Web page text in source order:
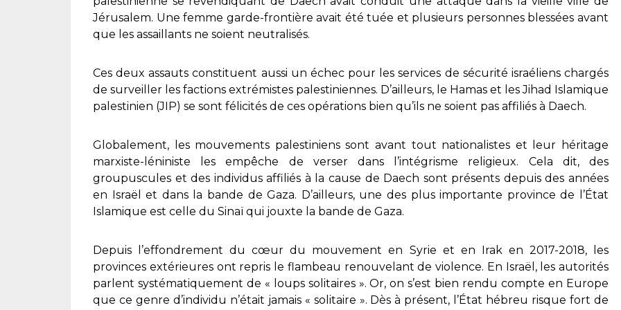
Jérusalem. Une femme garde-frontière avait été tuée et plusieurs personnes blessées avant
que les assaillants ne soient neutralisés.
Ces deux assauts constituent aussi un échec pour les services de sécurité israéliens chargés
de surveiller les factions extrémistes palestiniennes. D’ailleurs, le Hamas et les Jihad Islamique
palestinien (JIP) se sont félicités de ces opérations bien qu’ils ne soient pas affiliés à Daech.
Globalement, les mouvements palestiniens sont avant tout nationalistes et leur héritage
marxiste-léniniste les empêche de verser dans l’intégrisme religieux. Cela dit, des
groupuscules et des individus affiliés à la cause de Daech sont présents depuis des années
en Israël et dans la bande de Gaza. D’ailleurs, une des plus importante province de l’État
Islamique est celle du Sinaï qui jouxte la bande de Gaza.
Depuis l’effondrement du cœur du mouvement en Syrie et en Irak en 2017-2018, les
provinces extérieures ont repris le flambeau renouvelant de violence. En Israël, les autorités
parlent systématiquement de « loups solitaires ». Or, on s’est bien rendu compte en Europe
que ce genre d’individu n’était jamais « solitaire ». Dès à présent, l’État hébreu risque fort de